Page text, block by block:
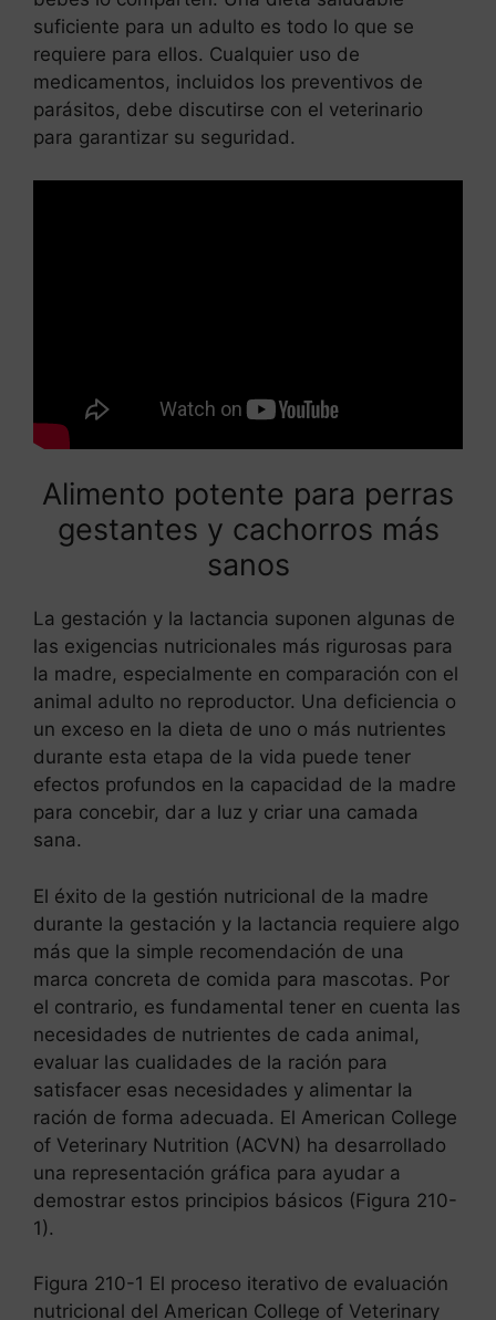
suficiente para un adulto es todo lo que se
requiere para ellos. Cualquier uso de
medicamentos, incluidos los preventivos de
parásitos, debe discutirse con el veterinario
para garantizar su seguridad.
Alimento potente para perras
gestantes y cachorros más
sanos
La gestación y la lactancia suponen algunas de
las exigencias nutricionales más rigurosas para
la madre, especialmente en comparación con el
animal adulto no reproductor. Una deficiencia o
un exceso en la dieta de uno o más nutrientes
durante esta etapa de la vida puede tener
efectos profundos en la capacidad de la madre
para concebir, dar a luz y criar una camada
sana.
El éxito de la gestión nutricional de la madre
durante la gestación y la lactancia requiere algo
más que la simple recomendación de una
marca concreta de comida para mascotas. Por
el contrario, es fundamental tener en cuenta las
necesidades de nutrientes de cada animal,
evaluar las cualidades de la ración para
satisfacer esas necesidades y alimentar la
ración de forma adecuada. El American College
of Veterinary Nutrition (ACVN) ha desarrollado
una representación gráfica para ayudar a
demostrar estos principios básicos (Figura 210-
1).
Figura 210-1 El proceso iterativo de evaluación
nutricional del American College of Veterinary